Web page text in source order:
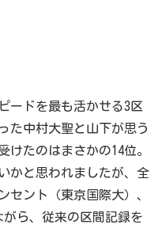
ードを最も活かせる3区
た中村大聖と山下が思う
けたのはまさかの14位。
かと思われましたが、全
セント（東京国際大）、
ら、従来の区間記録を